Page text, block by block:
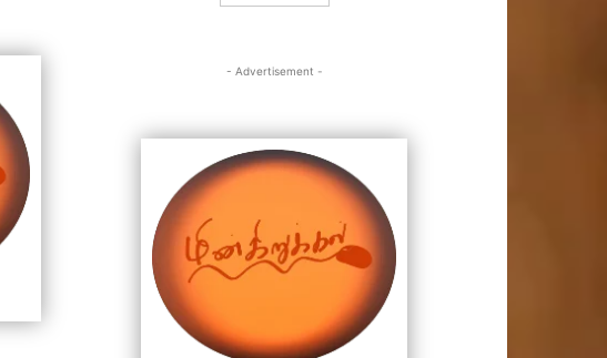
- Advertisement -